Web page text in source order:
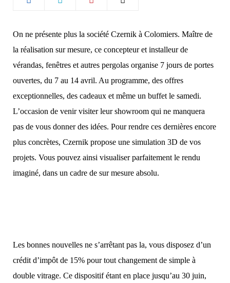
o
On ne présente plus la société Czernik à Colomiers. Maître de
la réalisation sur mesure, ce concepteur et installeur de
vérandas, fenêtres et autres pergolas organise 7 jours de portes
ouvertes, du 7 au 14 avril. Au programme, des offres
exceptionnelles, des cadeaux et même un buffet le samedi.
L’occasion de venir visiter leur showroom qui ne manquera
pas de vous donner des idées. Pour rendre ces dernières encore
plus concrètes, Czernik propose une simulation 3D de vos
projets. Vous pouvez ainsi visualiser parfaitement le rendu
imaginé, dans un cadre de sur mesure absolu.
Les bonnes nouvelles ne s’arrêtant pas la, vous disposez d’un
crédit d’impôt de 15% pour tout changement de simple à
double vitrage. Ce dispositif étant en place jusqu’au 30 juin,